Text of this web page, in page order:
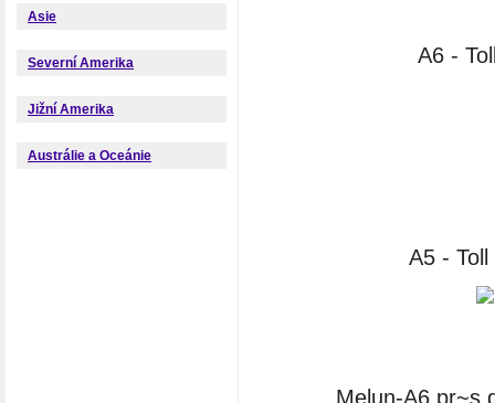
Asie
Severní Amerika
Jižní Amerika
Austrálie a Oceánie
A6 -
A5 -
Melun-A6 pr~s